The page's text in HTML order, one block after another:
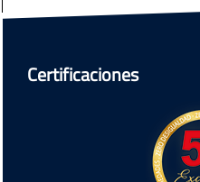
Certificaciones